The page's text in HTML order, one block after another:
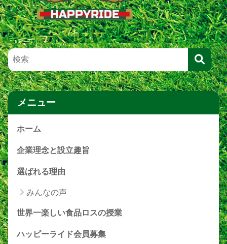
メニュー
ホーム
企業理念と設立趣旨
選ばれる理由
みんなの声
世界一楽しい食品ロスの授業
ハッピーライド会員募集